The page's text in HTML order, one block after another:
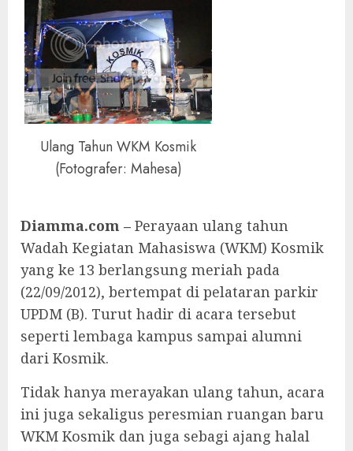
Ulang Tahun WKM Kosmik
(Fotografer: Mahesa)
Diamma.com – Perayaan ulang tahun
Wadah Kegiatan Mahasiswa (WKM) Kosmik
yang ke 13 berlangsung meriah pada
(22/09/2012), bertempat di pelataran parkir
UPDM (B). Turut hadir di acara tersebut
seperti lembaga kampus sampai alumni
dari Kosmik.
Tidak hanya merayakan ulang tahun, acara
ini juga sekaligus peresmian ruangan baru
WKM Kosmik dan juga sebagi ajang halal